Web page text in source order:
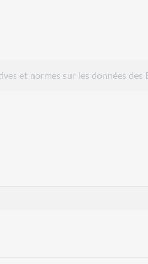
et normes sur les données